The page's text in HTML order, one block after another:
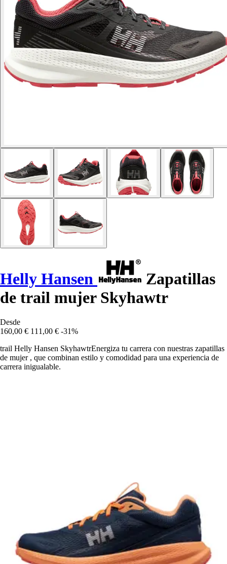
Helly Hansen
Zapatillas
de trail mujer Skyhawtr
Desde
160,00 € 111,00 € -31%
trail Helly Hansen SkyhawtrEnergiza tu carrera con nuestras zapatillas
de mujer , que combinan estilo y comodidad para una experiencia de
carrera inigualable.